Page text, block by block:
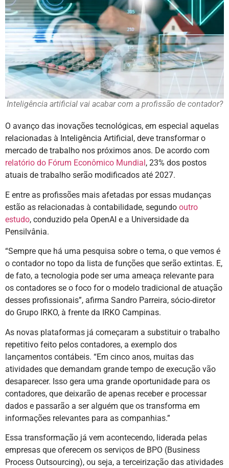
Inteligência artificial vai acabar com a profissão de contador?
O avanço das inovações tecnológicas, em especial aquelas
relacionadas à Inteligência Artificial, deve transformar o
mercado de trabalho nos próximos anos. De acordo com
relatório do Fórum Econômico Mundial , 23% dos postos
atuais de trabalho serão modificados até 2027.
E entre as profissões mais afetadas por essas mudanças
estão as relacionadas à contabilidade, segundo outro
estudo, conduzido pela OpenAI e a Universidade da
Pensilvânia.
“Sempre que há uma pesquisa sobre o tema, o que vemos é
o contador no topo da lista de funções que serão extintas. E,
de fato, a tecnologia pode ser uma ameaça relevante para
os contadores se o foco for o modelo tradicional de atuação
desses profissionais”, afirma Sandro Parreira, sócio-diretor
do Grupo IRKO, à frente da IRKO Campinas.
As novas plataformas já começaram a substituir o trabalho
repetitivo feito pelos contadores, a exemplo dos
lançamentos contábeis. “Em cinco anos, muitas das
atividades que demandam grande tempo de execução vão
desaparecer. Isso gera uma grande oportunidade para os
contadores, que deixarão de apenas receber e processar
dados e passarão a ser alguém que os transforma em
informações relevantes para as companhias.”
Essa transformação já vem acontecendo, liderada pelas
empresas que oferecem os serviços de BPO (Business
Process Outsourcing), ou seja, a terceirização das atividades